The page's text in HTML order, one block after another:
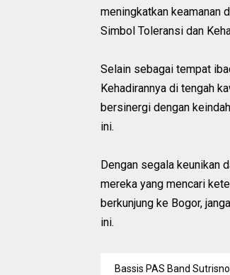
meningkatkan keamanan
Simbol Toleransi dan
Selain sebagai tempat
Kehadirannya di tengah
bersinergi dengan
ini.
Dengan segala keunikan
mereka yang mencari
berkunjung ke Bogor,
ini.
Bassis PAS Band